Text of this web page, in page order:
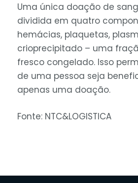
Uma única doação de
dividida em quatro
hemácias, plaquetas,
crioprecipitado – uma
fresco congelado. Isso
de uma pessoa seja
apenas uma doação.
Fonte: NTC&LOGISTICA